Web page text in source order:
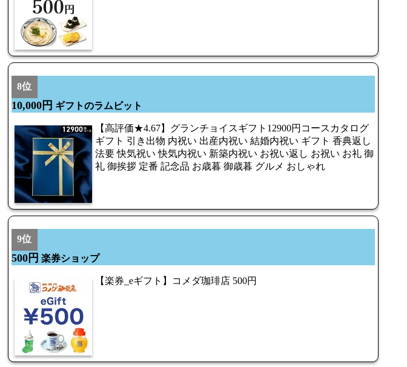
8位
10,000円 ギフトのラムビット
【高評価★4.67】グランチョイスギフト12900円コースカタログ
ギフト 引き出物 内祝い 出産内祝い 結婚内祝い ギフト 香典返し
法要 快気祝い 快気内祝い 新築内祝い お祝い返し お祝い お礼 御
礼 御挨拶 定番 記念品 お歳暮 御歳暮 グルメ おしゃれ
9位
500円 楽券ショップ
【楽券_eギフト】コメダ珈琲店 500円